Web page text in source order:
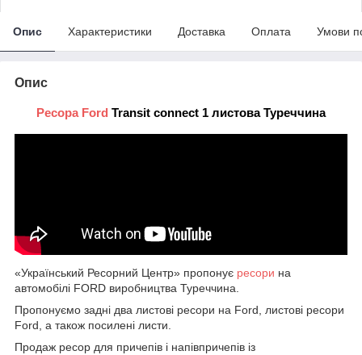
Опис Характеристики Доставка Оплата Умови
Опис
Ресора Ford Transit connect 1 листова Туреччина
«Український Ресорний Центр» пропонує ресори на
автомобілі FORD виробництва Туреччина.
Пропонуємо задні два листові ресори на Ford, листові ресори
Ford, а також посилені листи.
Продаж ресор для причепів і напівпричепів із